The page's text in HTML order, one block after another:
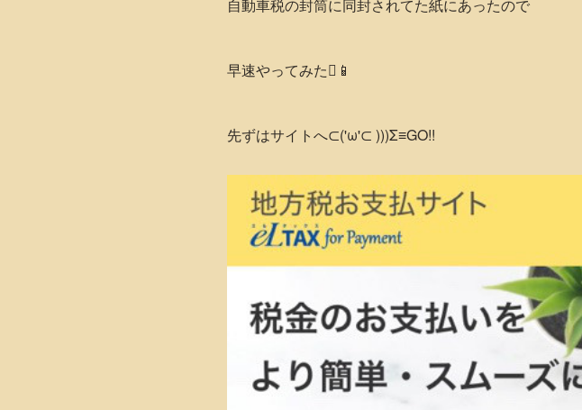
自動車税の封筒に同封されてた紙にあったので
早速やってみた 📱
先ずはサイトへ⊂('ω'⊂ )))Σ≡GO!!